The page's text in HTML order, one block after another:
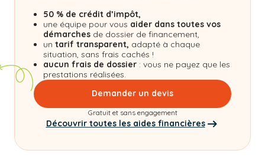
50 % de crédit d’impôt,
une équipe pour vous aider dans toutes vos
démarches de dossier de financement,
un tarif transparent, adapté à chaque
situation, sans frais cachés !
aucun frais de dossier : vous ne payez que les
prestations réalisées.
Demander un devis
Gratuit et sans engagement
Découvrir toutes les aides financières